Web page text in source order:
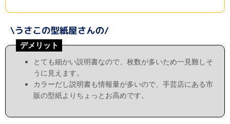
デメリット
とても細かい説明書なので、枚数が多いため一見難しそ
うに見えます。
カラーだし説明書も情報量が多いので、手芸店にある市
販の型紙よりちょっとお高めです。